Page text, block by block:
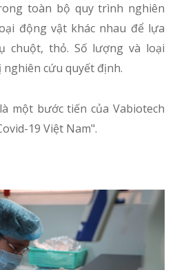
toàn bộ quy trình nghiên
động vật khác nhau để lựa
chuột, thỏ. Số lượng và loại
cứu quyết định.
một bước tiến của Vabiotech
19 Việt Nam".